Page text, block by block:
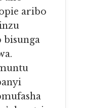
aribo
bisunga